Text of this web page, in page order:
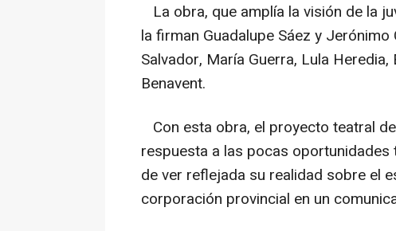
La obra, que amplía la visión de la
la firman Guadalupe Sáez y
Salvador, María Guerra, Lula
Benavent.
Con esta obra, el proyecto teatral
respuesta a las pocas
de ver reflejada su realidad sobre el
corporación provincial en un